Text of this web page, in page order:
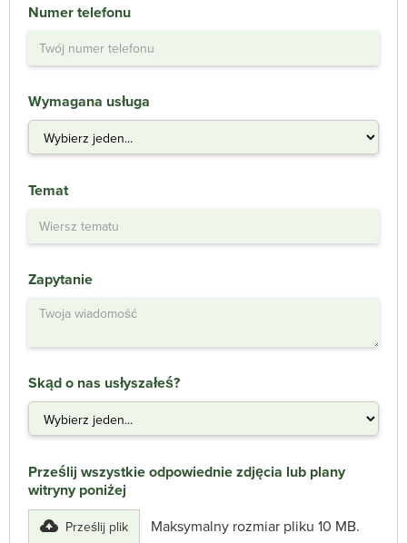
Numer telefonu
Wymagana usługa
Temat
Zapytanie
Skąd o nas usłyszałeś?
Prześlij wszystkie odpowiednie zdjęcia lub plany
witryny poniżej
Prześlij plik Maksymalny rozmiar pliku 10 MB.